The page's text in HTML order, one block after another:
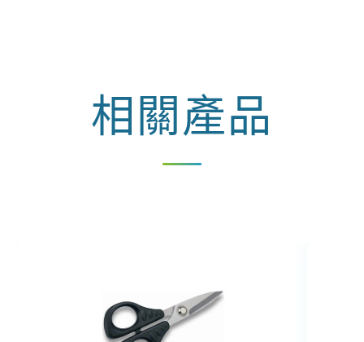
相關產品